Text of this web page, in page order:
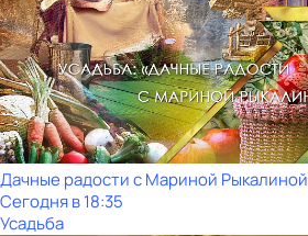
Дачные радости с Мариной Рыкалиной
Сегодня в 18:35
Усадьба